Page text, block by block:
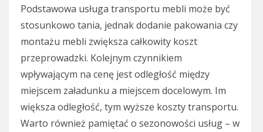
Podstawowa usługa transportu mebli może być
stosunkowo tania, jednak dodanie pakowania czy
montażu mebli zwiększa całkowity koszt
przeprowadzki. Kolejnym czynnikiem
wpływającym na cenę jest odległość między
miejscem załadunku a miejscem docelowym. Im
większa odległość, tym wyższe koszty transportu.
Warto również pamiętać o sezonowości usług – w